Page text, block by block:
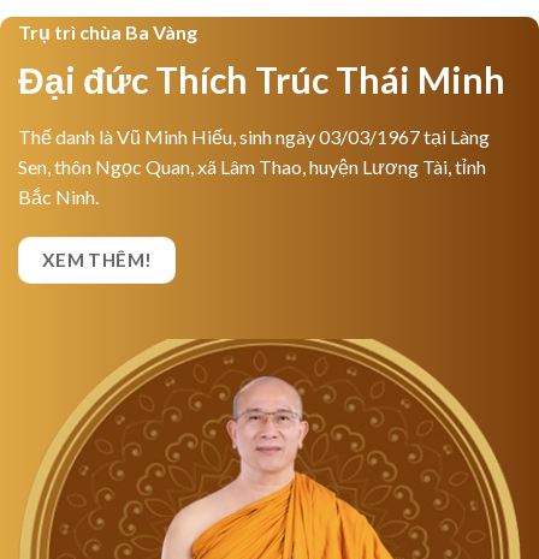
Trụ trì chùa Ba Vàng
Đại đức Thích Trúc Thái Minh
Thế danh là Vũ Minh Hiếu, sinh ngày 03/03/1967 tại Làng
Sen, thôn Ngọc Quan, xã Lâm Thao, huyện Lương Tài, tỉnh
Bắc Ninh.
XEM THÊM!